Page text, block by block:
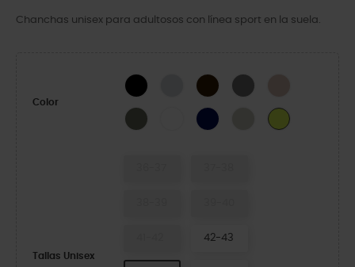
Chanchas unisex para adultosos con línea sport en la suela.
Color
Black MoonlightBlack/Slate Grey
Slate Grey/Smoke
Dusty Olive Navy Citrus
Tallas Unisex
42-43